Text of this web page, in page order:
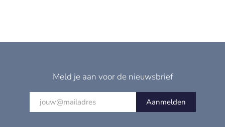
Meld je aan voor de nieuwsbrief
Aanmelden